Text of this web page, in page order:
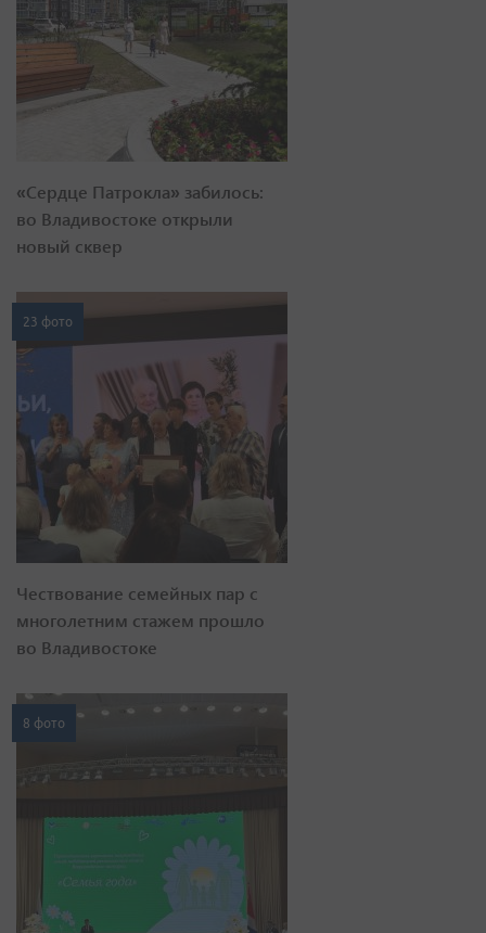
«Сердце Патрокла» забилось:
во Владивостоке открыли
новый сквер
23 фото
Чествование семейных пар с
многолетним стажем прошло
во Владивостоке
8 фото